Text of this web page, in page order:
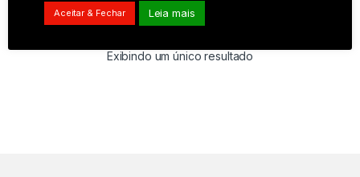
1.899,99
Exibindo um único resultado
Aceitar & Fechar Leia mais